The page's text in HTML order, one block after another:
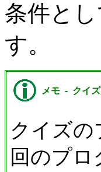
条件と
す。
メモ - クイ
クイズの
回のプ